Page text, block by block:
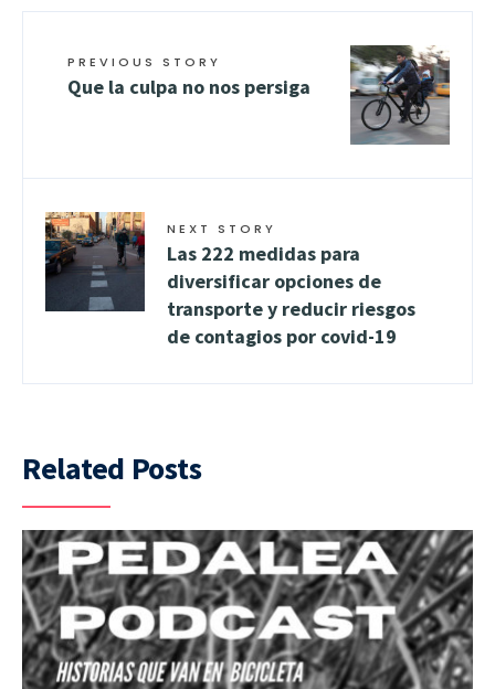
PREVIOUS STORY
Que la culpa no nos persiga
NEXT STORY
Las 222 medidas para
diversificar opciones de
transporte y reducir riesgos
de contagios por covid-19
Related Posts